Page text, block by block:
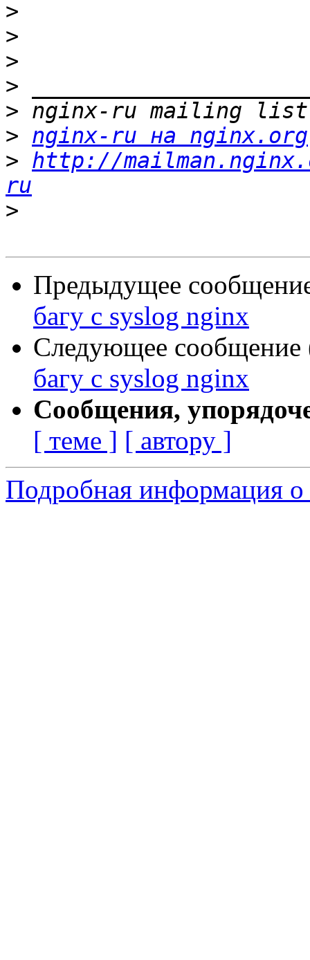
>
>
>
>
>
> nginx-ru на nginx.org
> http://
ru
>
Предыдущее
багу с syslog nginx
Следующее сообщение
багу с syslog nginx
Сообщения,
[ теме ] [ автору ]
Подробная информация